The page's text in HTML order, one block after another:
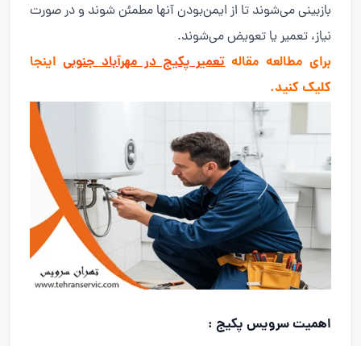
بازبینی می‌شوند تا از ایمن‌بودن آنها مطمئن شوند و در صورت
نیاز، تعمیر یا تعویض می‌شوند.
برای مطالعه مقالهتعمیر پکیج در مهرآباد جنوبی اینجا
کلیک کنید.
اهمیت سرویس پکیج :